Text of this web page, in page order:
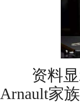
资料显示
Arnault家